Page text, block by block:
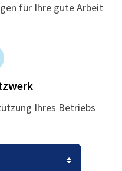
für Ihre gute Arbeit
Ihres Betriebs